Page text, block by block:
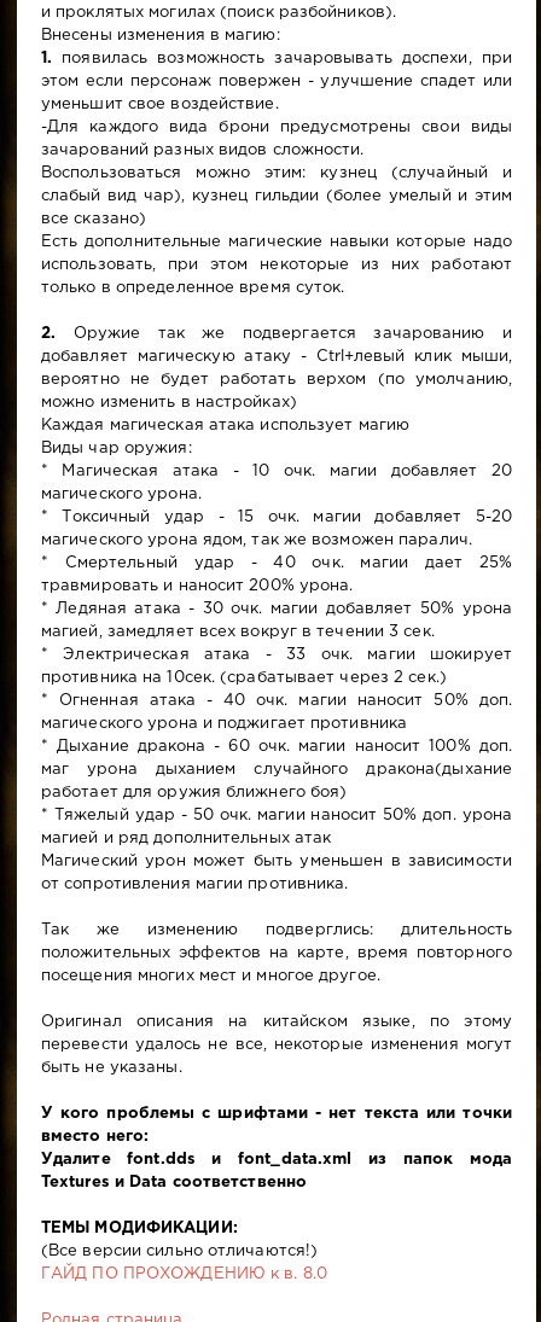
и проклятых могилах (поиск разбойников).
Внесены изменения в магию:
1.
появилась возможность зачаровывать доспехи, при
этом если персонаж повержен - улучшение спадет или
уменьшит свое воздействие.
-Для каждого вида брони предусмотрены свои виды
зачарований разных видов сложности.
Воспользоваться можно этим: кузнец (случайный и
слабый вид чар), кузнец гильдии (более умелый и этим
все сказано)
Есть дополнительные магические навыки которые надо
использовать, при этом некоторые из них работают
только в определенное время суток.
2.
Оружие так же подвергается зачарованию и
добавляет магическую атаку - Ctrl+левый клик мыши,
вероятно не будет работать верхом (по умолчанию,
можно изменить в настройках)
Каждая магическая атака использует магию
Виды чар оружия:
* Магическая атака - 10 очк. магии добавляет 20
магического урона.
* Токсичный удар - 15 очк. магии добавляет 5-20
магического урона ядом, так же возможен паралич.
* Смертельный удар - 40 очк. магии дает 25%
травмировать и наносит 200% урона.
* Ледяная атака - 30 очк. магии добавляет 50% урона
магией, замедляет всех вокруг в течении 3 сек.
* Электрическая атака - 33 очк. магии шокирует
противника на 10сек. (срабатывает через 2 сек.)
* Огненная атака - 40 очк. магии наносит 50% доп.
магического урона и поджигает противника
* Дыхание дракона - 60 очк. магии наносит 100% доп.
маг урона дыханием случайного дракона(дыхание
работает для оружия ближнего боя)
* Тяжелый удар - 50 очк. магии наносит 50% доп. урона
магией и ряд дополнительных атак
Магический урон может быть уменьшен в зависимости
от сопротивления магии противника.
Так же изменению подверглись: длительность
положительных эффектов на карте, время повторного
посещения многих мест и многое другое.
Оригинал описания на китайском языке, по этому
перевести удалось не все, некоторые изменения могут
быть не указаны.
У кого проблемы с шрифтами - нет текста или точки
вместо него:
Удалите font.dds и font_data.xml из папок мода
Textures и Data соответственно
ТЕМЫ МОДИФИКАЦИИ:
(Все версии сильно отличаются!)
ГАЙД ПО ПРОХОЖДЕНИЮ к в. 8.0